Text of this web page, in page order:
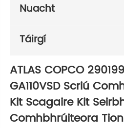
Nuacht
Táirgí
ATLAS COPCO
GA110VSD Scriú
Kit Scagaire Kit
Comhbhrúiteora